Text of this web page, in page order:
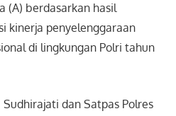
(A) berdasarkan hasil
kinerja penyelenggaraan
di lingkungan Polri tahun
Sudhirajati dan Satpas Polres